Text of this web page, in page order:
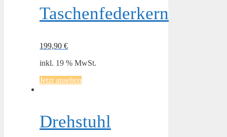
Taschenfederkern
199,90 €
inkl. 19 % MwSt.
Jetzt ansehen
Drehstuhl